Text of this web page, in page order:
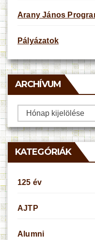
Arany János
Pályázatok
ARCHÍVUM
Archívum
KATEGÓRIÁK
125 év
AJTP
Alumni